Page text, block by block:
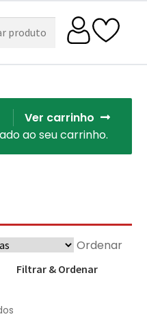
Ver carrinho
ao seu carrinho.
Ordenar
Filtrar & Ordenar